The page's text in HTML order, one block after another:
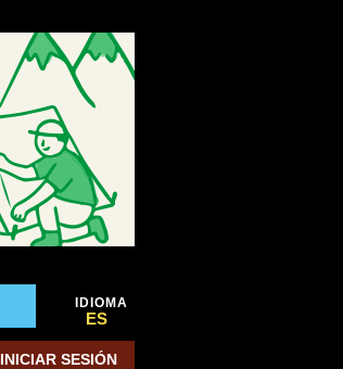
IDIOMA
ES
INICIAR SESIÓN